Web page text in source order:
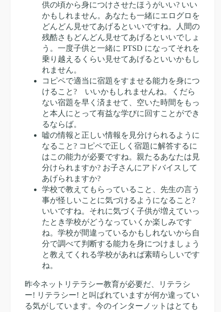
供の頃から身につけさせたほうがいい? いい
かもしれません。あなたも一緒にエログロを
どんどん見せてあげるといいですね。人間の
残酷さもどんどん見せてあげるといいでしょ
う。一度子供と一緒に PTSD になってそれを
乗り越えるくらい見せてあげるといいかもし
れません。
コピペで適当に宿題をすませる能力を身につ
けること? いいかもしれませんね。くだら
ない宿題を早く済ませて、空いた時間をもっ
と本人にとって有益な学びに回すことができ
るならば。
嘘の情報と正しい情報を見分けられるように
なること? コピペで正しく宿題に解答するに
はこの能力が必要ですね。親たるあなたは見
分けられますか? お子さんにアドバイスして
あげられますか?
学校で教えてもらっていること、先生の言う
事が怪しいことに気づけるようになること?
いいですね。それに気づく子供が増えていっ
たとき学校がどうなっていくか楽しみです
ね。学校が間違っているかもしれないから自
分で調べて判断する能力を身につけましょう
と教えてくれる学校があれば素晴らしいです
ね。
昨今ネットリテラシー教育が必要だ、リテラシ
ー! リテラシー! と叫ばれていますが何か違ってい
る気がしています。今のインターノットはとても